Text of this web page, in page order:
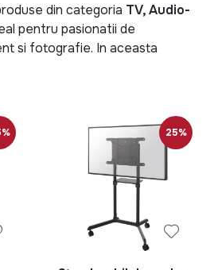
din categoria TV, Audio-
pentru pasionatii de
si fotografie. In aceasta
moderne, sisteme audio
uri, boxe portabile, proiectoare,
experienta de vizionare si
& Foto
reuneste produse
locuinta, birou sau spatii
un televizor Smart TV 4K
sistem audio puternic pentru
portabila pentru calatorii
25%